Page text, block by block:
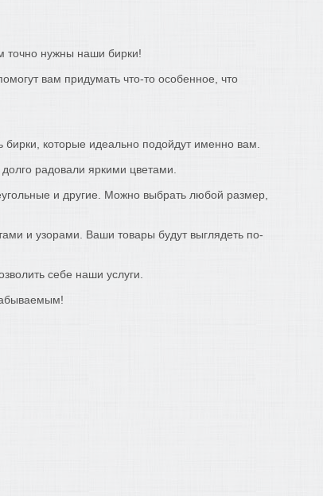
точно нужны наши бирки!
вам придумать что-то особенное, что
которые идеально подойдут именно вам.
радовали яркими цветами.
и другие. Можно выбрать любой размер,
и узорами. Ваши товары будут выглядеть по-
себе наши услуги.